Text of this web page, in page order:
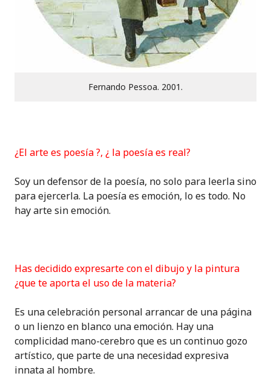
Fernando Pessoa. 2001.
¿El arte es poesía ?, ¿ la poesía es real?
Soy un defensor de la poesía, no solo para leerla sino
para ejercerla. La poesía es emoción, lo es todo. No
hay arte sin emoción.
Has decidido expresarte con el dibujo y la pintura
¿que te aporta el uso de la materia?
Es una celebración personal arrancar de una página
o un lienzo en blanco una emoción. Hay una
complicidad mano-cerebro que es un continuo gozo
artístico, que parte de una necesidad expresiva
innata al hombre.